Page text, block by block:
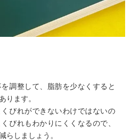
調整して、脂肪を少なくすると
ります。
びれができないわけではないの
びれもわかりにくくなるので、
らしましょう。